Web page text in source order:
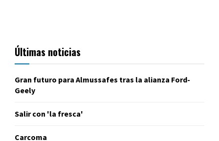
Últimas noticias
Gran futuro para Almussafes tras la alianza Ford-
Geely
Salir con 'la fresca'
Carcoma